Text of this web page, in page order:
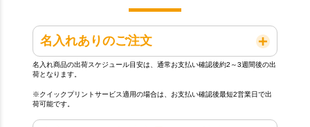
名入れありのご注文
名入れ商品の出荷スケジュール目安は、通常お支払い確認後約2～3週間後の出
荷となります。
※クイックプリントサービス適用の場合は、お支払い確認後最短2営業日で出
荷可能です。